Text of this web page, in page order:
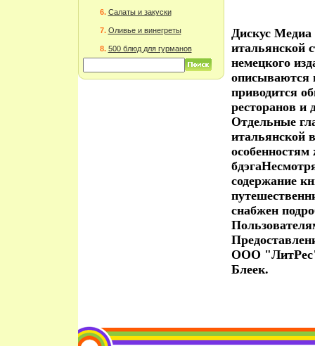
Салаты и закуски
Оливье и винегреты
500 блюд для гурманов
Дискус Медиа
итальянской
немецкого
описываются
приводится
ресторанов и
Отдельные
итальянской
содержание
снабжен
ООО
Блеек.